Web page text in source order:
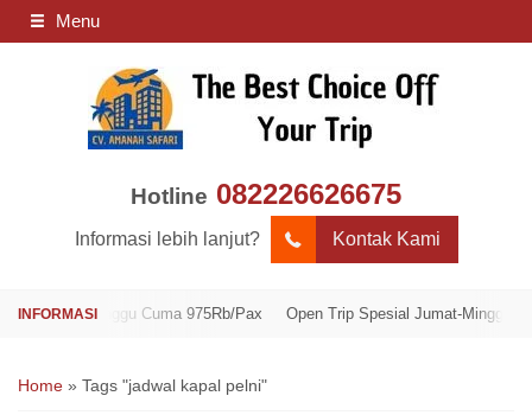
Menu
Hotline 082226626675
Informasi lebih lanjut? Kontak Kami
Minggu Cuma 975Rb/Pax Open Trip Spesial Jumat-Minggu Cuma
Home » Tags "jadwal kapal pelni"